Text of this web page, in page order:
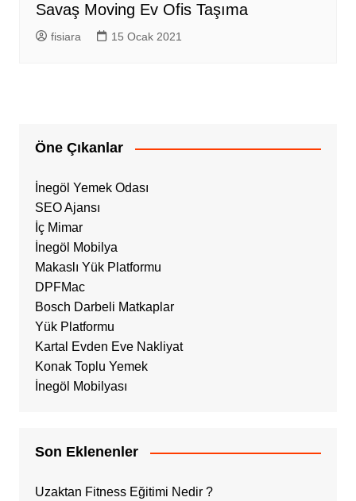
Savaş Moving Ev Ofis Taşıma
fisiara 15 Ocak 2021
Öne Çıkanlar
İnegöl Yemek Odası
SEO Ajansı
İç Mimar
İnegöl Mobilya
Makaslı Yük Platformu
DPFMac
Bosch Darbeli Matkaplar
Yük Platformu
Kartal Evden Eve Nakliyat
Konak Toplu Yemek
İnegöl Mobilyası
Son Eklenenler
Uzaktan Fitness Eğitimi Nedir ?